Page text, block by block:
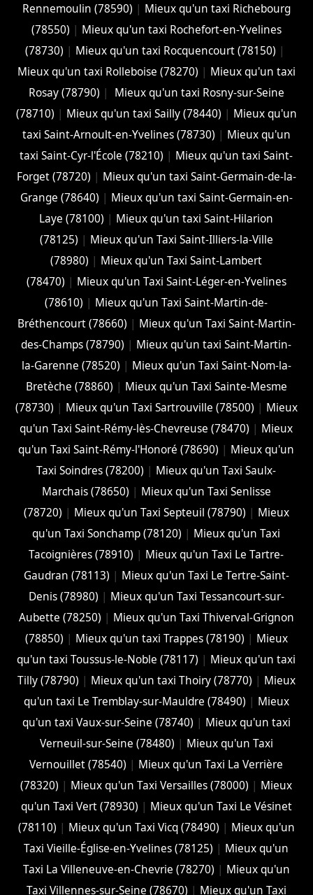
Rennemoulin (78590) | Mieux qu'un taxi Richebourg
(78550) | Mieux qu'un taxi Rochefort-en-Yvelines
(78730) | Mieux qu'un taxi Rocquencourt (78150) |
Mieux qu'un taxi Rolleboise (78270) | Mieux qu'un taxi
Rosay (78790) |
Mieux qu'un taxi Rosny-sur-Seine
(78710) | Mieux qu'un taxi Sailly (78440) | Mieux qu'un
taxi Saint-Arnoult-en-Yvelines (78730) | Mieux qu'un
taxi Saint-Cyr-l'École (78210) | Mieux qu'un taxi Saint-
Forget (78720) | Mieux qu'un taxi Saint-Germain-de-la-
Grange (78640) | Mieux qu'un taxi Saint-Germain-en-
Laye (78100) | Mieux qu'un taxi Saint-Hilarion
(78125) | Mieux qu'un Taxi Saint-Illiers-la-Ville
(78980) | Mieux qu'un Taxi Saint-Lambert
(78470) | Mieux qu'un Taxi Saint-Léger-en-Yvelines
(78610) | Mieux qu'un Taxi Saint-Martin-de-
Bréthencourt (78660) | Mieux qu'un Taxi Saint-Martin-
des-Champs (78790) | Mieux qu'un taxi Saint-Martin-
la-Garenne (78520) | Mieux qu'un Taxi Saint-Nom-la-
Bretèche (78860) | Mieux qu'un Taxi Sainte-Mesme
(78730) | Mieux qu'un Taxi Sartrouville (78500) | Mieux
qu'un Taxi Saint-Rémy-lès-Chevreuse (78470) | Mieux
qu'un Taxi Saint-Rémy-l'Honoré (78690) | Mieux qu'un
Taxi Soindres (78200) | Mieux qu'un Taxi Saulx-
Marchais (78650) | Mieux qu'un Taxi Senlisse
(78720) | Mieux qu'un Taxi Septeuil (78790) | Mieux
qu'un Taxi Sonchamp (78120) | Mieux qu'un Taxi
Tacoignières (78910) | Mieux qu'un Taxi Le Tartre-
Gaudran (78113) | Mieux qu'un Taxi Le Tertre-Saint-
Denis (78980) | Mieux qu'un Taxi Tessancourt-sur-
Aubette (78250) | Mieux qu'un Taxi Thiverval-Grignon
(78850) | Mieux qu'un taxi Trappes (78190) | Mieux
qu'un taxi Toussus-le-Noble (78117) | Mieux qu'un taxi
Tilly (78790) | Mieux qu'un taxi Thoiry (78770) | Mieux
qu'un taxi Le Tremblay-sur-Mauldre (78490) | Mieux
qu'un taxi Vaux-sur-Seine (78740) | Mieux qu'un taxi
Verneuil-sur-Seine (78480) | Mieux qu'un Taxi
Vernouillet (78540) | Mieux qu'un Taxi La Verrière
(78320) | Mieux qu'un Taxi Versailles (78000) | Mieux
qu'un Taxi Vert (78930) | Mieux qu'un Taxi Le Vésinet
(78110) | Mieux qu'un Taxi Vicq (78490) | Mieux qu'un
Taxi Vieille-Église-en-Yvelines (78125) | Mieux qu'un
Taxi La Villeneuve-en-Chevrie (78270) | Mieux qu'un
Taxi Villennes-sur-Seine (78670) | Mieux qu'un Taxi